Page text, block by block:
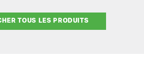
TOUS LES PRODUITS